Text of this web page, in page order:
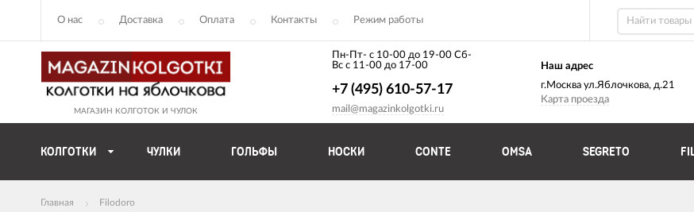
О нас Доставка Оплата Контакты Режим работы
МАГАЗИН КОЛГОТОК И ЧУЛОК
Пн-Пт- с 10-00 до 19-00 Сб-
Вс с 11-00 до 17-00
+7 (495) 610-57-17
mail@magazinkolgotki.ru
Наш адрес
г.Москва ул.Яблочкова, д.21
Карта проезда
КОЛГОТКИ ЧУЛКИ ГОЛЬФЫ НОСКИ CONTE OMSA SEGRETO
Главная Filodoro